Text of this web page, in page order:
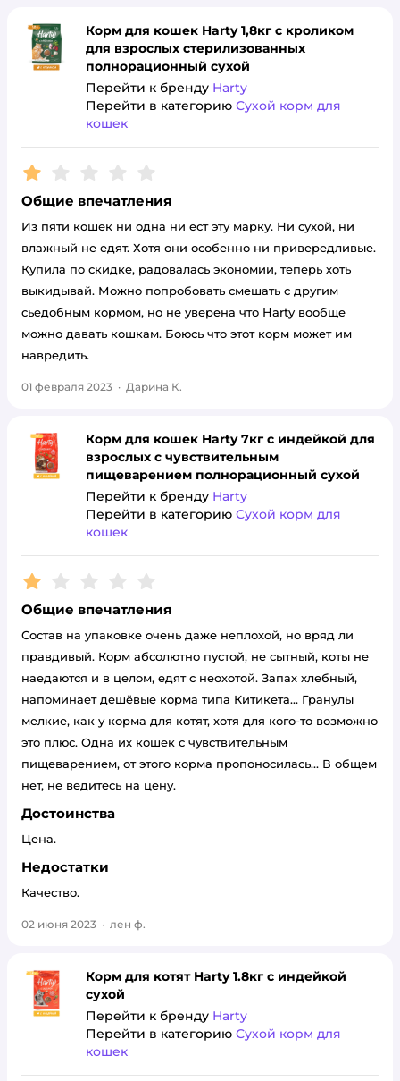
Корм для кошек Harty 1,8кг с кроликом
для взрослых стерилизованных
полнорационный сухой
Перейти к бренду Harty
Перейти в категорию Сухой корм для
кошек
Рейтинг:1
Общие впечатления
Из пяти кошек ни одна ни ест эту марку. Ни сухой, ни
влажный не едят. Хотя они особенно ни привередливые.
Купила по скидке, радовалась экономии, теперь хоть
выкидывай. Можно попробовать смешать с другим
сьедобным кормом, но не уверена что Harty вообще
можно давать кошкам. Боюсь что этот корм может им
навредить.
01 февраля 2023 · Дарина К.
Корм для кошек Harty 7кг с индейкой для
взрослых с чувствительным
пищеварением полнорационный сухой
Перейти к бренду Harty
Перейти в категорию Сухой корм для
кошек
Рейтинг:1
Общие впечатления
Состав на упаковке очень даже неплохой, но вряд ли
правдивый. Корм абсолютно пустой, не сытный, коты не
наедаются и в целом, едят с неохотой. Запах хлебный,
напоминает дешёвые корма типа Китикета... Гранулы
мелкие, как у корма для котят, хотя для кого-то возможно
это плюс. Одна их кошек с чувствительным
пищеварением, от этого корма пропоносилась... В общем
нет, не ведитесь на цену.
Достоинства
Цена.
Недостатки
Качество.
02 июня 2023 · лен ф.
Корм для котят Harty 1.8кг с индейкой
сухой
Перейти к бренду Harty
Перейти в категорию Сухой корм для
кошек